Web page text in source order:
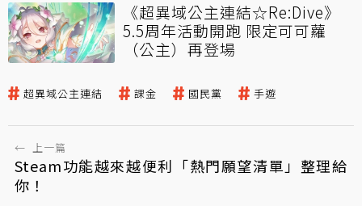
《超異域公主連結☆Re:Dive》
5.5周年活動開跑 限定可可蘿
（公主）再登場
超異域公主連結 課金 國民黨 手遊
← 上一篇
Steam功能越來越便利「熱門願望清單」整理給
你！